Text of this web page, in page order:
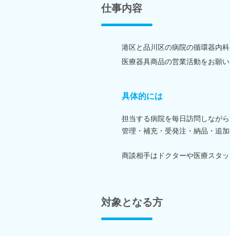
仕事内容
港区と品川区の病院の循環器内
医療器具商品の営業活動をお願
具体的には
担当する病院を毎日訪問しなが
管理・補充・受発注・納品・追
商談相手はドクターや医療スタ
対象となる方